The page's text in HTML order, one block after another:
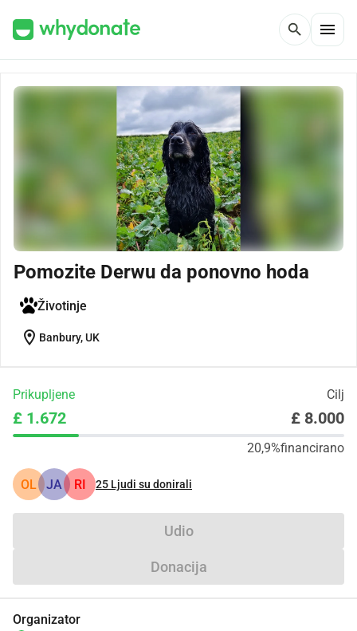
search menu
Pomozite Derwu da ponovno hoda
Životinje
location_on Banbury, UK
Prikupljene Cilj
£ 1.672 £ 8.000
20,9%financirano
OL JA RI 25 Ljudi su donirali
Udio
Donacija
Organizator